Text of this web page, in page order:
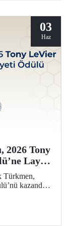
03
Haz
2026 Tony
Layık
Türkmen,
kazandı.
prestijli